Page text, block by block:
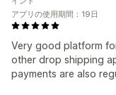
Very good platform
other drop shipping
payments are also
アプリの使用期間：19日